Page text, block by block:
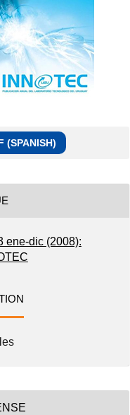
(SPANISH)
ene-dic (2008):